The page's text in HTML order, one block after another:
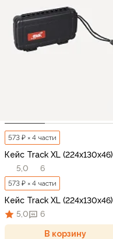
573 ₽ × 4 части
Кейс Track XL (224x130x46)
5,0
6
573 ₽ × 4 части
Кейс Track XL (224x130x46)
5,0
6
В корзину